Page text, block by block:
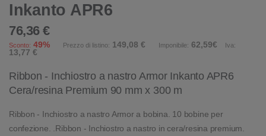
Inkanto APR6
76,36 €
Sconto: 49% Prezzo di listino: 149,08 € Imponibile: 62,59€ Iva:
13,77 €
Ribbon - Inchiostro a nastro Armor Inkanto APR6
Cera/resina Premium 90 mm x 300 m
Ribbon - Inchiostro a nastro Armor a bobina. 10 bobine per
confezione. .Ribbon - Inchiostro a nastro in cera/resina premium.